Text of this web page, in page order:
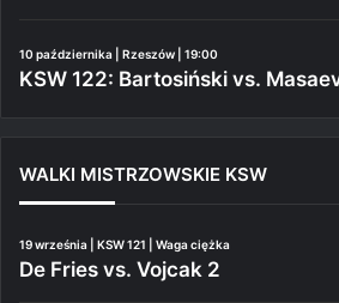
10 października | Rzeszów | 19:00
KSW 122: Bartosiński vs.
WALKI MISTRZOWSKIE KSW
19 września | KSW 121 | Waga ciężka
De Fries vs. Vojcak 2